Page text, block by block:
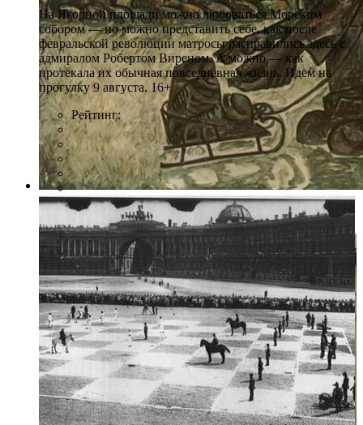
Фото: Пресс-служба Союз Художников
На Якорной площади можно любоваться Морским
собором — но можно представить себе, как после
февральской революции матросы расправились здесь с
адмиралом Робертом Виреном. А можно — как
протекала их обычная повседневная жизнь. Идем на
прогулку 9 августа. 16+
Рейтинг: